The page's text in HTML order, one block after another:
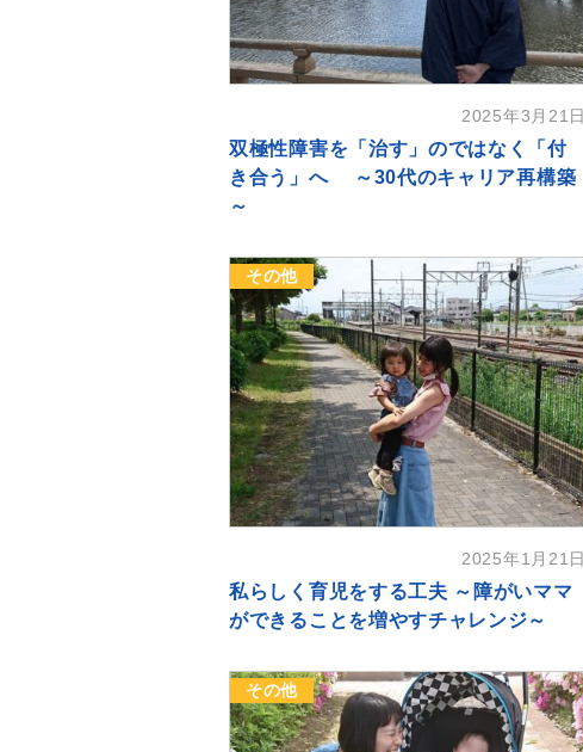
2025年3月21日
双極性障害を「治す」のではなく「付
き合う」へ ～30代のキャリア再構築
～
その他
2025年1月21日
私らしく育児をする工夫 ～障がいママ
ができることを増やすチャレンジ～
その他